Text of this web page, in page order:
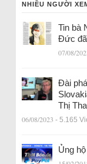
NHIỀU NGƯỜI
Tin bà
Đức
07/08/
Đài
Thị
06/08/2023 - 5.165
Ủng